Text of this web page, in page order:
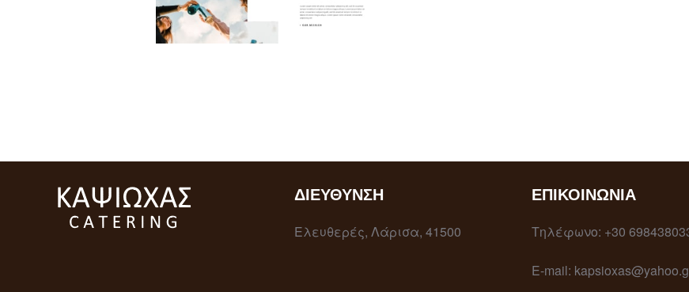
ΔΙΕΎΘΥΝΣΗ
Ελευθερές, Λάρισα, 41500
ΕΠΙΚΟΙΝΩΝΊΑ
Τηλέφωνο: +30
E-mail: